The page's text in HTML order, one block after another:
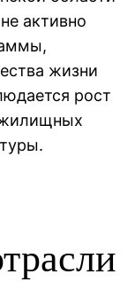
активно
жизни
рост
жилищных